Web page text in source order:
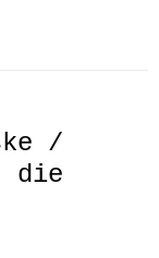
/
die